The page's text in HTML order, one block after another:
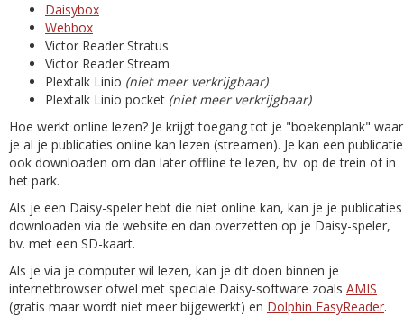
Daisybox
Webbox
Victor Reader Stratus
Victor Reader Stream
Plextalk Linio (niet meer verkrijgbaar)
Plextalk Linio pocket (niet meer verkrijgbaar)
Hoe werkt online lezen? Je krijgt toegang tot je "boekenplank" waar
je al je publicaties online kan lezen (streamen). Je kan een publicatie
ook downloaden om dan later offline te lezen, bv. op de trein of in
het park.
Als je een Daisy-speler hebt die niet online kan, kan je je publicaties
downloaden via de website en dan overzetten op je Daisy-speler,
bv. met een SD-kaart.
Als je via je computer wil lezen, kan je dit doen binnen je
internetbrowser ofwel met speciale Daisy-software zoals AMIS
(gratis maar wordt niet meer bijgewerkt) en Dolphin EasyReader.